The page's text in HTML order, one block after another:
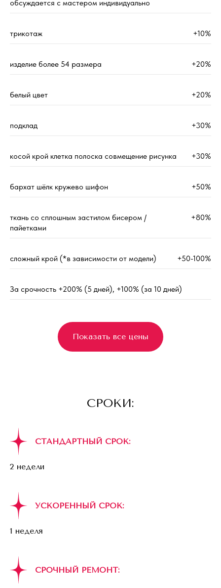
обсуждается с мастером индивидуально
трикотаж +10%
изделие более 54 размера +20%
белый цвет +20%
подклад +30%
косой крой клетка полоска совмещение рисунка +30%
бархат шёлк кружево шифон +50%
ткань со сплошным застилом бисером /
пайетками
+80%
сложный крой (*в зависимости от модели) +50-100%
За срочность +200% (5 дней), +100% (за 10 дней)
Показать все цены
СРОКИ:
СТАНДАРТНЫЙ СРОК:
2 недели
УСКОРЕННЫЙ СРОК:
1 неделя
СРОЧНЫЙ РЕМОНТ: